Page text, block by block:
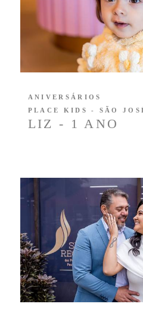
LIZ - 1 ANO
ANIVERSÁRIOS
PLACE KIDS - SÃO